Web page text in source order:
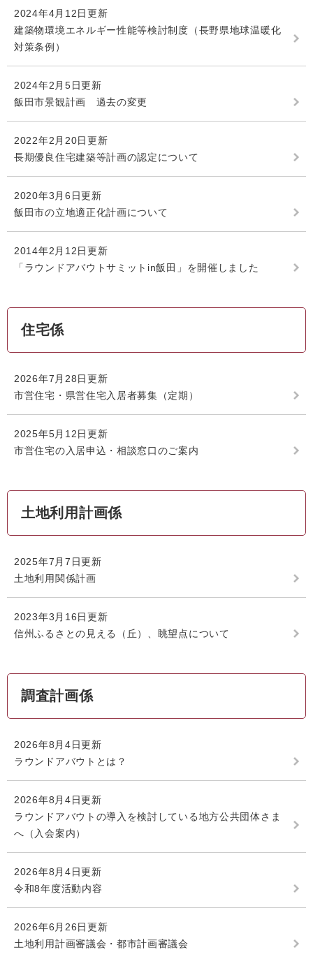
2024年4月12日更新
建築物環境エネルギー性能等検討制度（長野県地球温暖化
対策条例）
2024年2月5日更新
飯田市景観計画 過去の変更
2022年2月20日更新
長期優良住宅建築等計画の認定について
2020年3月6日更新
飯田市の立地適正化計画について
2014年2月12日更新
「ラウンドアバウトサミットin飯田」を開催しました
住宅係
2026年7月28日更新
市営住宅・県営住宅入居者募集（定期）
2025年5月12日更新
市営住宅の入居申込・相談窓口のご案内
土地利用計画係
2025年7月7日更新
土地利用関係計画
2023年3月16日更新
信州ふるさとの見える（丘）、眺望点について
調査計画係
2026年8月4日更新
ラウンドアバウトとは？
2026年8月4日更新
ラウンドアバウトの導入を検討している地方公共団体さま
へ（入会案内）
2026年8月4日更新
令和8年度活動内容
2026年6月26日更新
土地利用計画審議会・都市計画審議会